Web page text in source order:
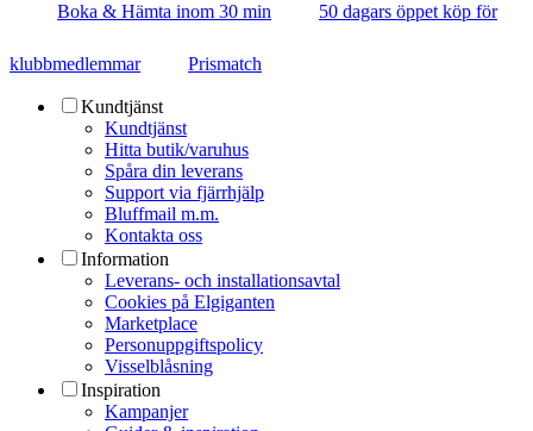
Boka & Hämta inom 30 min 50 dagars öppet köp för
klubbmedlemmar Prismatch
Kundtjänst
Kundtjänst
Hitta butik/varuhus
Spåra din leverans
Support via fjärrhjälp
Bluffmail m.m.
Kontakta oss
Information
Leverans- och installationsavtal
Cookies på Elgiganten
Marketplace
Personuppgiftspolicy
Visselblåsning
Inspiration
Kampanjer